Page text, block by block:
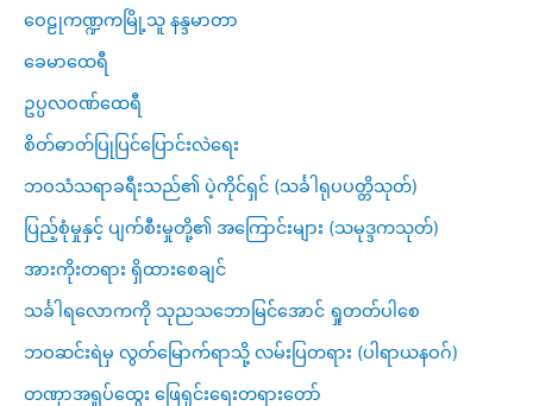
ဝေဠုကဏ္ဍကမြို့သူ နန္ဒမာတာ
ခေမာထေရီ
ဥပ္ပလဝဏ်ထေရီ
စိတ်ဓာတ်ပြုပြင်ပြောင်းလဲရေး
ဘဝသံသရာခရီးသည်၏ ပဲ့ကိုင်ရှင် (သင်္ခါရုပပတ္တိသုတ်)
ပြည့်စုံမှုနှင့် ပျက်စီးမှုတို့၏ အကြောင်းများ (သမုဒ္ဒကသုတ်)
အားကိုးတရား ရှိထားစေချင်
သင်္ခါရလောကကို သုညသဘောမြင်အောင် ရှုတတ်ပါစေ
ဘဝဆင်းရဲမှ လွတ်မြောက်ရာသို့ လမ်းပြတရား (ပါရာယနဝဂ်)
တဏှာအရှုပ်ထွေး ဖြေရှင်းရေးတရားတော်